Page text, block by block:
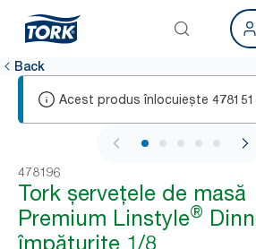
Back
Acest produs înlocuiește 478151
1 / 5
478196
Tork șervețele de masă
Premium Linstyle®
împăturite 1/8